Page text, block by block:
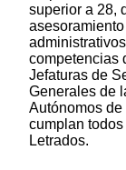
superior a 28,
competencias
Jefaturas de
Generales de
Autónomos
cumplan
Letrados.